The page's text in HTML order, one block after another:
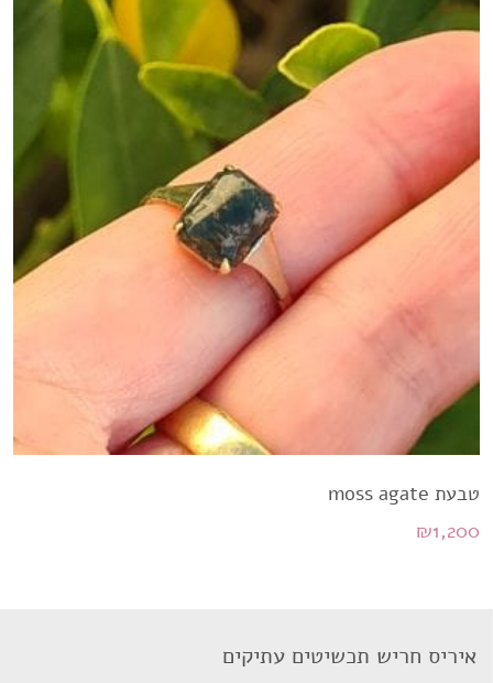
טבעת moss agate
₪1,200
איריס חריש תכשיטים עתיקים